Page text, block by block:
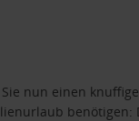
nun einen
benötigen: